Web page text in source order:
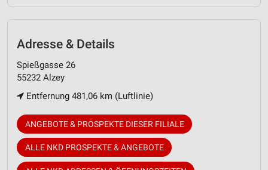
Adresse & Details
Spießgasse 26
55232 Alzey
Entfernung 481,06 km (Luftlinie)
ANGEBOTE & PROSPEKTE DIESER FILIALE
ALLE NKD PROSPEKTE & ANGEBOTE